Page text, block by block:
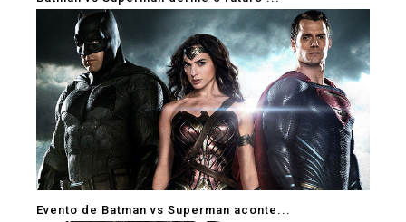
Evento de Batman vs Superman aconte...